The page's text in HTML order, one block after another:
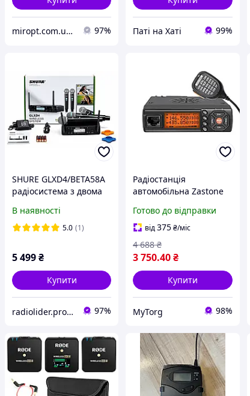
miropt.com.ua інтернет магазин. Доставка по Україні 1-2 дні 97% Паті на Хаті 99%
SHURE GLXD4/BETA58A
радіосистема з двома
В наявності
5.0 (1)
5 499₴
Купити
radiolider.prom.ua 97%
Радіостанція
автомобільна Zastone
Готово до відправки
від375₴/міс
3 750.40₴
4 688 ₴
Купити
MyTorg 98%